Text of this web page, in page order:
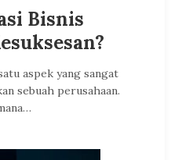
Bisnis
aspek yang sangat
sebuah perusahaan.